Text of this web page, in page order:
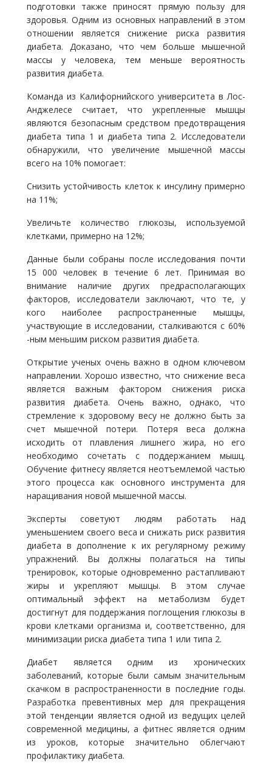
подготовки также приносят прямую пользу для
здоровья. Одним из основных направлений в этом
отношении является снижение риска развития
диабета. Доказано, что чем больше мышечной
массы у человека, тем меньше вероятность
развития диабета.
Команда из Калифорнийского университета в Лос-
Анджелесе считает, что укрепленные мышцы
являются безопасным средством предотвращения
диабета типа 1 и диабета типа 2. Исследователи
обнаружили, что увеличение мышечной массы
всего на 10% помогает:
Снизить устойчивость клеток к инсулину примерно
на 11%;
Увеличьте количество глюкозы, используемой
клетками, примерно на 12%;
Данные были собраны после исследования почти
15 000 человек в течение 6 лет. Принимая во
внимание наличие других предрасполагающих
факторов, исследователи заключают, что те, у
кого наиболее распространенные мышцы,
участвующие в исследовании, сталкиваются с 60%
-ным меньшим риском развития диабета.
Открытие ученых очень важно в одном ключевом
направлении. Хорошо известно, что снижение веса
является важным фактором снижения риска
развития диабета. Очень важно, однако, что
стремление к здоровому весу не должно быть за
счет мышечной потери. Потеря веса должна
исходить от плавления лишнего жира, но его
необходимо сочетать с поддержанием мышц.
Обучение фитнесу является неотъемлемой частью
этого процесса как основного инструмента для
наращивания новой мышечной массы.
Эксперты советуют людям работать над
уменьшением своего веса и снижать риск развития
диабета в дополнение к их регулярному режиму
упражнений. Вы должны полагаться на типы
тренировок, которые одновременно растапливают
жиры и укрепляют мышцы. В этом случае
оптимальный эффект на метаболизм будет
достигнут для поддержания поглощения глюкозы в
крови клетками организма и, соответственно, для
минимизации риска диабета типа 1 или типа 2.
Диабет является одним из хронических
заболеваний, которые были самым значительным
скачком в распространенности в последние годы.
Разработка превентивных мер для прекращения
этой тенденции является одной из ведущих целей
современной медицины, а фитнес является одним
из уроков, которые значительно облегчают
профилактику диабета.